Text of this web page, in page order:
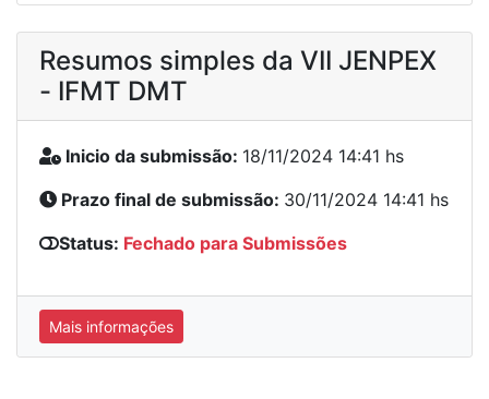
Resumos simples da VII JENPEX
- IFMT DMT
Inicio da submissão: 18/11/2024 14:41 hs
Prazo final de submissão: 30/11/2024 14:41 hs
Status: Fechado para Submissões
Mais informações